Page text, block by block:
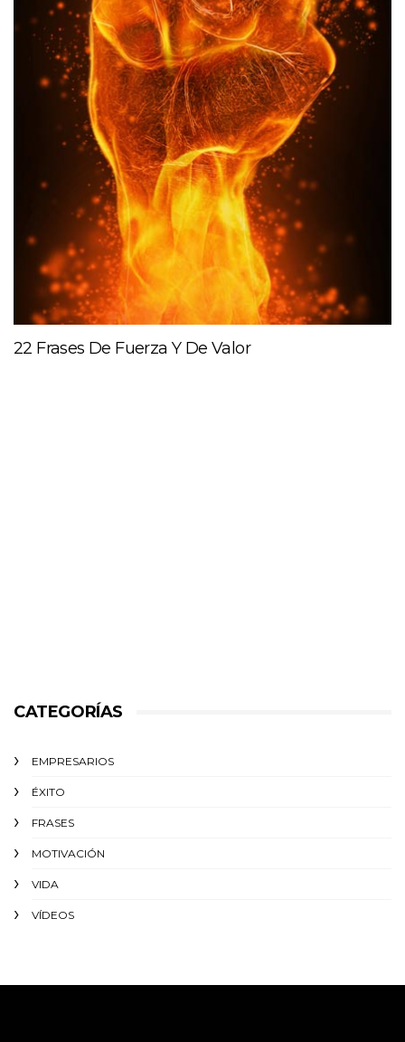
22 Frases De Fuerza Y De Valor
CATEGORÍAS
EMPRESARIOS
ÉXITO‬
FRASES
MOTIVACIÓN
VIDA
VÍDEOS